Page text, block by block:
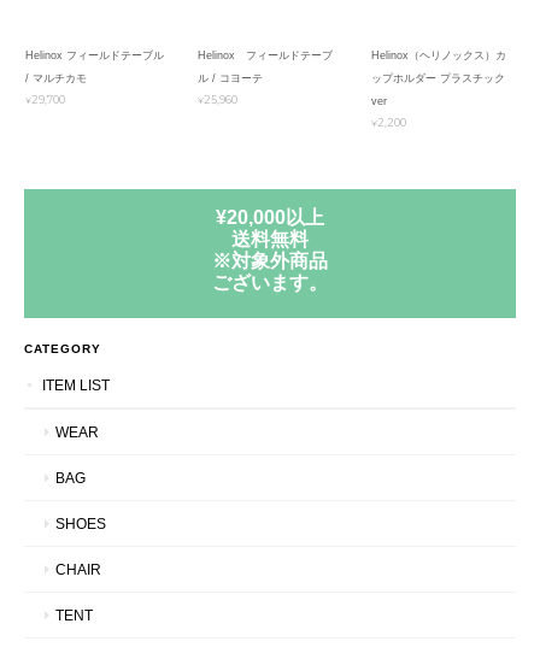
Helinox フィールドテーブル
/ マルチカモ
¥29,700
Helinox フィールドテーブ
ル / コヨーテ
¥25,960
Helinox（ヘリノックス）カ
ップホルダー プラスチック
ver
¥2,200
¥20,000以上
送料無料
※対象外商品
ございます。
CATEGORY
ITEM LIST
WEAR
BAG
SHOES
CHAIR
TENT